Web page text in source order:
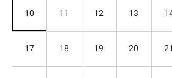
10 11 12 13
17 18 19 20 21